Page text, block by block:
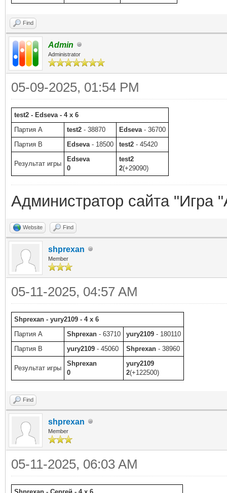
Find
Admin
Administrator
05-09-2025, 01:54 PM
test2 - Edseva - 4 x 6
Партия A
test2 - 38870 Edseva - 36700
Партия B
Edseva - 18500 test2 - 45420
Результат игры
Edseva
0
test2
2(+29090)
Администратор сайта "Игра
Website Find
shprexan
Member
05-11-2025, 04:57 AM
Shprexan - yury2109 - 4 x 6
Партия A
Shprexan - 63710 yury2109 - 180110
Партия B
yury2109 - 45060 Shprexan - 38960
Результат игры
Shprexan
0
yury2109
2(+122500)
Find
shprexan
Member
05-11-2025, 06:03 AM